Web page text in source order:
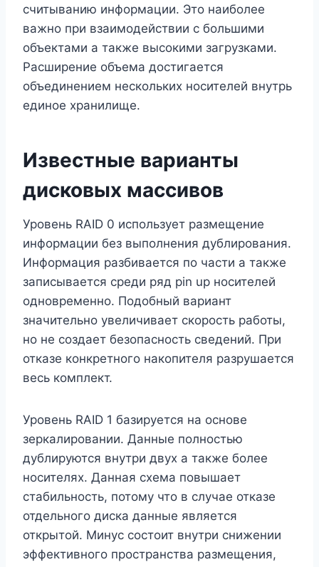
считыванию информации. Это наиболее
важно при взаимодействии с большими
объектами а также высокими загрузками.
Расширение объема достигается
объединением нескольких носителей внутрь
единое хранилище.
Известные варианты
дисковых массивов
Уровень RAID 0 использует размещение
информации без выполнения дублирования.
Информация разбивается по части а также
записывается среди ряд pin up носителей
одновременно. Подобный вариант
значительно увеличивает скорость работы,
но не создает безопасность сведений. При
отказе конкретного накопителя разрушается
весь комплект.
Уровень RAID 1 базируется на основе
зеркалировании. Данные полностью
дублируются внутри двух а также более
носителях. Данная схема повышает
стабильность, потому что в случае отказе
отдельного диска данные является
открытой. Минус состоит внутри снижении
эффективного пространства размещения,